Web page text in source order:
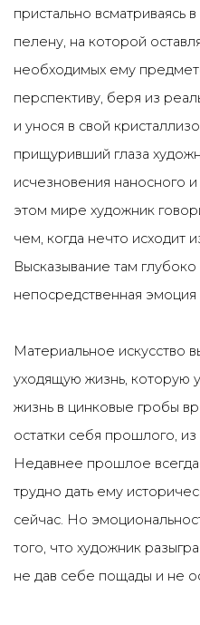
пристально всматриваясь
пелену, на которой
необходимых ему
перспективу, беря из
и унося в свой
прищуривший глаза
исчезновения наносного
этом мире художник
чем, когда нечто исходит
Высказывание там
непосредственная эмоция
Материальное искусство
уходящую жизнь, которую
жизнь в цинковые гробы
остатки себя прошлого,
Недавнее прошлое всегда
трудно дать ему
сейчас. Но
того, что художник
не дав себе пощады и не